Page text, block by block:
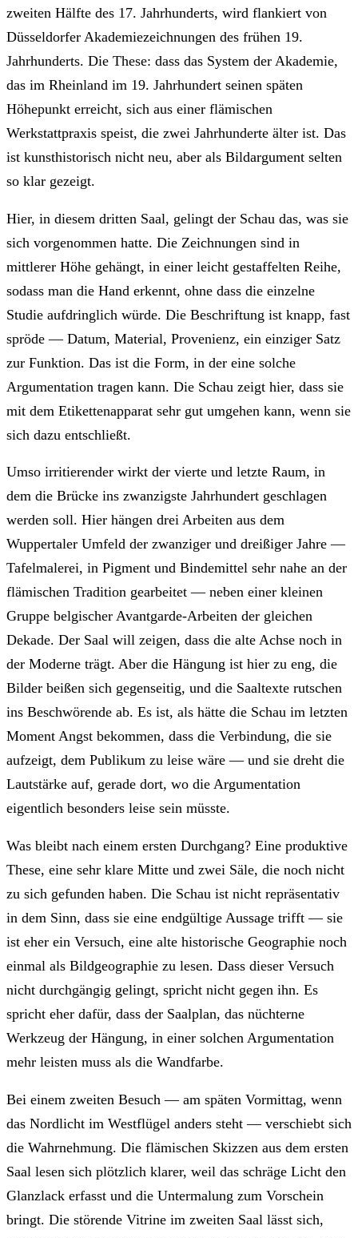
zweiten Hälfte des 17. Jahrhunderts, wird flankiert von
Düsseldorfer Akademiezeichnungen des frühen 19.
Jahrhunderts. Die These: dass das System der Akademie,
das im Rheinland im 19. Jahrhundert seinen späten
Höhepunkt erreicht, sich aus einer flämischen
Werkstattpraxis speist, die zwei Jahrhunderte älter ist. Das
ist kunsthistorisch nicht neu, aber als Bildargument selten
so klar gezeigt.
Hier, in diesem dritten Saal, gelingt der Schau das, was sie
sich vorgenommen hatte. Die Zeichnungen sind in
mittlerer Höhe gehängt, in einer leicht gestaffelten Reihe,
sodass man die Hand erkennt, ohne dass die einzelne
Studie aufdringlich würde. Die Beschriftung ist knapp, fast
spröde — Datum, Material, Provenienz, ein einziger Satz
zur Funktion. Das ist die Form, in der eine solche
Argumentation tragen kann. Die Schau zeigt hier, dass sie
mit dem Etikettenapparat sehr gut umgehen kann, wenn sie
sich dazu entschließt.
Umso irritierender wirkt der vierte und letzte Raum, in
dem die Brücke ins zwanzigste Jahrhundert geschlagen
werden soll. Hier hängen drei Arbeiten aus dem
Wuppertaler Umfeld der zwanziger und dreißiger Jahre —
Tafelmalerei, in Pigment und Bindemittel sehr nahe an der
flämischen Tradition gearbeitet — neben einer kleinen
Gruppe belgischer Avantgarde-Arbeiten der gleichen
Dekade. Der Saal will zeigen, dass die alte Achse noch in
der Moderne trägt. Aber die Hängung ist hier zu eng, die
Bilder beißen sich gegenseitig, und die Saaltexte rutschen
ins Beschwörende ab. Es ist, als hätte die Schau im letzten
Moment Angst bekommen, dass die Verbindung, die sie
aufzeigt, dem Publikum zu leise wäre — und sie dreht die
Lautstärke auf, gerade dort, wo die Argumentation
eigentlich besonders leise sein müsste.
Was bleibt nach einem ersten Durchgang? Eine produktive
These, eine sehr klare Mitte und zwei Säle, die noch nicht
zu sich gefunden haben. Die Schau ist nicht repräsentativ
in dem Sinn, dass sie eine endgültige Aussage trifft — sie
ist eher ein Versuch, eine alte historische Geographie noch
einmal als Bildgeographie zu lesen. Dass dieser Versuch
nicht durchgängig gelingt, spricht nicht gegen ihn. Es
spricht eher dafür, dass der Saalplan, das nüchterne
Werkzeug der Hängung, in einer solchen Argumentation
mehr leisten muss als die Wandfarbe.
Bei einem zweiten Besuch — am späten Vormittag, wenn
das Nordlicht im Westflügel anders steht — verschiebt sich
die Wahrnehmung. Die flämischen Skizzen aus dem ersten
Saal lesen sich plötzlich klarer, weil das schräge Licht den
Glanzlack erfasst und die Untermalung zum Vorschein
bringt. Die störende Vitrine im zweiten Saal lässt sich,